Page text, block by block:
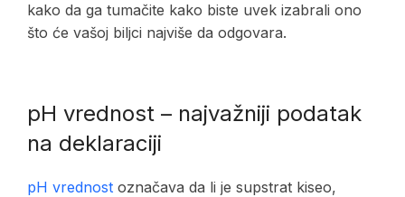
kako da ga tumačite kako biste uvek izabrali ono
što će vašoj biljci najviše da odgovara.
pH vrednost – najvažniji podatak
na deklaraciji
pH vrednost označava da li je supstrat kiseo,